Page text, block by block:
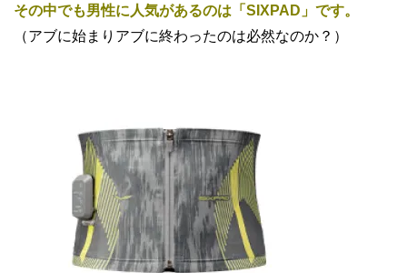
その中でも男性に人気があるのは「SIXPAD」です。
（アブに始まりアブに終わったのは必然なのか？）